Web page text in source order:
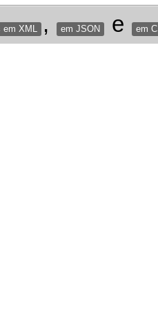
XML , em JSON e em